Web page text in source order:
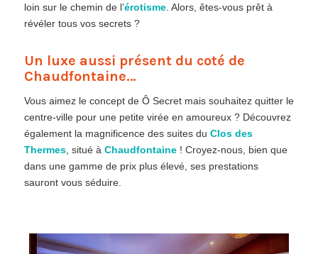
loin sur le chemin de l’érotisme. Alors, êtes-vous prêt à
révéler tous vos secrets ?
Un luxe aussi présent du coté de
Chaudfontaine…
Vous aimez le concept de Ô Secret mais souhaitez quitter le
centre-ville pour une petite virée en amoureux ? Découvrez
également la magnificence des suites du Clos des
Thermes, situé à Chaudfontaine! Croyez-nous, bien que
dans une gamme de prix plus élevé, ses prestations
sauront vous séduire.